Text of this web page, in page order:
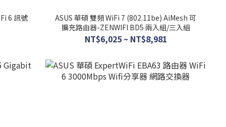
6 訊號
ASUS 華碩 雙頻 WiFi 7 (802.11be) AiMesh 可
擴充路由器-ZENWIFI BD5 兩入組/三入組
NT$6,025 ~ NT$8,981